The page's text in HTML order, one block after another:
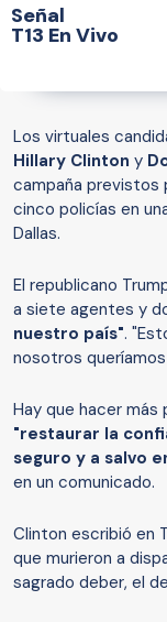
Señal
T13 En Vivo
Los virtuales
Hillary Clinton y
campaña previstos
cinco policías en
Dallas.
El republicano
a siete agentes y
nuestro país".
nosotros
Hay que hacer más
"restaurar la
seguro y a salvo
en un comunicado.
Clinton escribió en
que murieron a
sagrado deber, el